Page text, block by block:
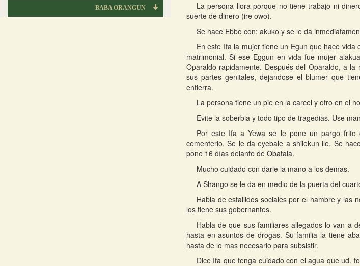
BABA ORANGUN
La persona llora porque no tiene trabajo ni
suerte de dinero (ire owo).
Se hace Ebbo con: akuko y se le da
En este Ifa la mujer tiene un Egun que hace
matrimonial. Si ese Eggun en vida fue mujer
Oparaldo rapidamente. Después del Oparaldo, a
sus partes genitales, dejandose el blumer que
entierra.
La persona tiene un pie en la carcel y otro en el
Evite la soberbia y todo tipo de tragedias. Use
Por este Ifa a Yewa se le pone un pargo
cementerio. Se le da eyebale a shilekun ile. Se
pone 16 días delante de Obatala.
Mucho cuidado con darle la mano a los demas.
A Shango se le da en medio de la puerta del
Habla de estallidos sociales por el hambre y las
los tiene sus gobernantes.
Habla de que sus familiares allegados lo van a
hasta en asuntos de drogas. Su familia la tiene
hasta de lo mas necesario para subsistir.
Dice Ifa que tenga cuidado con el agua que ud.